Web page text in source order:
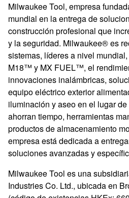
Milwaukee Tool, empresa
mundial en la entrega de
construcción profesional que
y la seguridad. Milwaukee® es
sistemas, líderes a nivel
M18™ y MX FUEL™, el
innovaciones inalámbricas,
equipo eléctrico exterior
iluminación y aseo en el lugar
ahorran tiempo, herramientas
productos de almacenamiento
empresa está dedicada a
soluciones avanzadas y
Milwaukee Tool es una
Industries Co. Ltd., ubicada en